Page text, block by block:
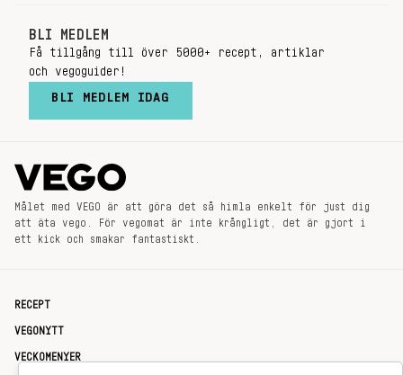
BLI MEDLEM
Få tillgång till över 5000+ recept, artiklar
och vegoguider!
BLI MEDLEM IDAG
Målet med VEGO är att göra det så himla enkelt för just dig
att äta vego. För vegomat är inte krångligt, det är gjort i
ett kick och smakar fantastiskt.
RECEPT
VEGONYTT
VECKOMENYER